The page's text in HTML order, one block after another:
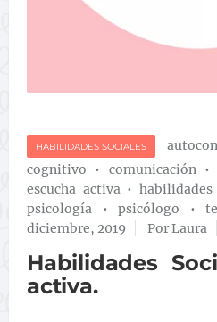
HABILIDADES SOCIALES
cognitivo • comunicación•
escucha activa• habilidades
psicología • psicólogo •
diciembre, 2019
Por Laura
Habilidades
activa.